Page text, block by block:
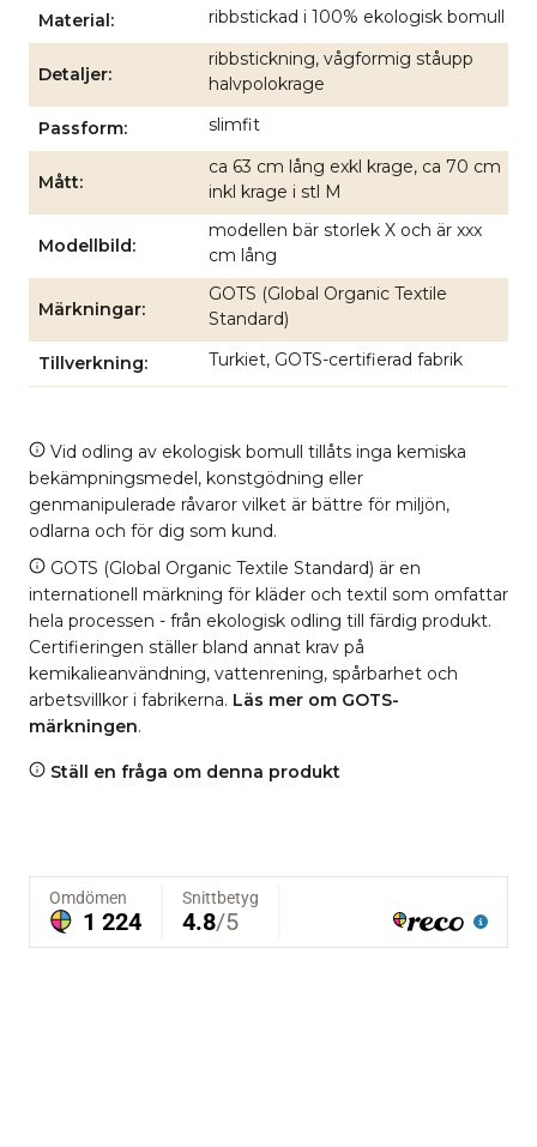
Material ribbstickad i 100% ekologisk bomull
Detaljer
ribbstickning, vågformig ståupp
halvpolokrage
Passform slimfit
Mått
ca 63 cm lång exkl krage, ca 70 cm
inkl krage i stl M
Modellbild
modellen bär storlek X och är xxx
cm lång
Märkningar
GOTS (Global Organic Textile
Standard)
Tillverkning Turkiet, GOTS-certifierad fabrik
Vid odling av ekologisk bomull tillåts inga kemiska
bekämpningsmedel, konstgödning eller
genmanipulerade råvaror vilket är bättre för miljön,
odlarna och för dig som kund.
GOTS (Global Organic Textile Standard) är en
internationell märkning för kläder och textil som omfattar
hela processen - från ekologisk odling till färdig produkt.
Certifieringen ställer bland annat krav på
kemikalieanvändning, vattenrening, spårbarhet och
arbetsvillkor i fabrikerna. Läs mer om GOTS-
märkningen.
Ställ en fråga om denna produkt